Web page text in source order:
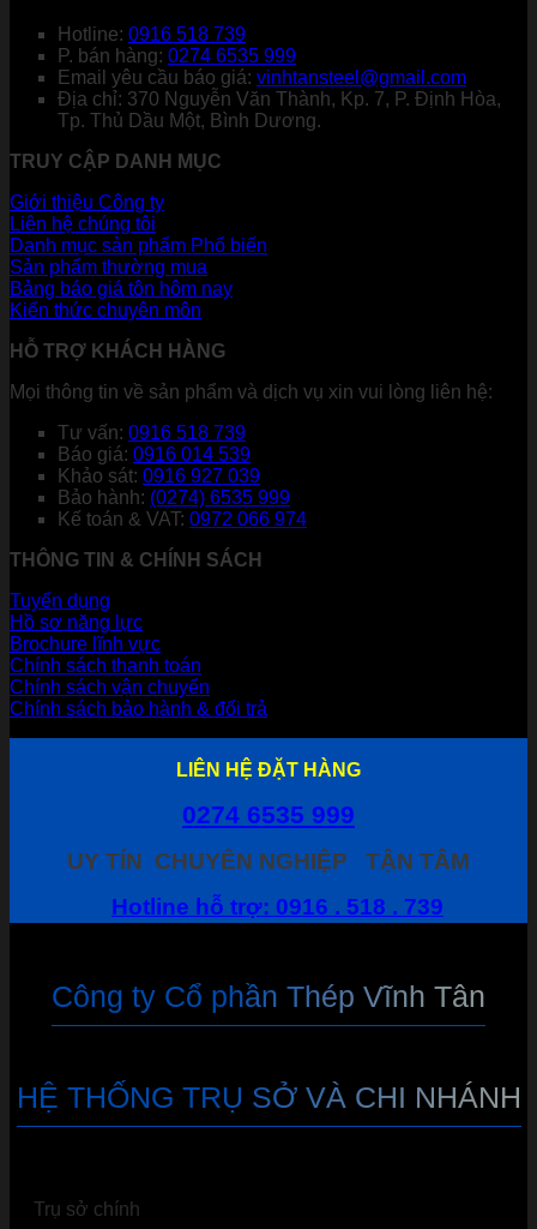
Hotline: 0916 518 739
P. bán hàng: 0274 6535 999
Email yêu cầu báo giá: vinhtansteel@gmail.com
Địa chỉ: 370 Nguyễn Văn Thành, Kp. 7, P. Định Hòa,
Tp. Thủ Dầu Một, Bình Dương.
TRUY CẬP DANH MỤC
Giới thiệu Công ty
Liên hệ chúng tôi
Danh mục sản phẩm
Sản phẩm thường mua
Bảng báo giá tôn hôm nay
Kiến thức chuyên môn
HỖ TRỢ KHÁCH HÀNG
Mọi thông tin về sản phẩm và dịch vụ xin vui lòng liên hệ:
Tư vấn: 0916 518 739
Báo giá: 0916 014 539
Khảo sát: 0916 927 039
Bảo hành: (0274) 6535 999
Kế toán & VAT: 0972 066 974
THÔNG TIN & CHÍNH SÁCH
Tuyển dụng
Hồ sơ năng lực
Brochure lĩnh vực
Chính sách thanh toán
Chính sách vận chuyển
Chính sách bảo hành & đổi trả
LIÊN HỆ ĐẶT HÀNG
0274 6535 999
UY TÍN CHUYÊN NGHIỆP
TẬN TÂM
Hotline hỗ trợ: 0916 . 518 . 739
Công ty Cổ phần Thép Vĩnh Tân
HỆ THỐNG TRỤ SỞ VÀ CHI NHÁNH
Trụ sở chính